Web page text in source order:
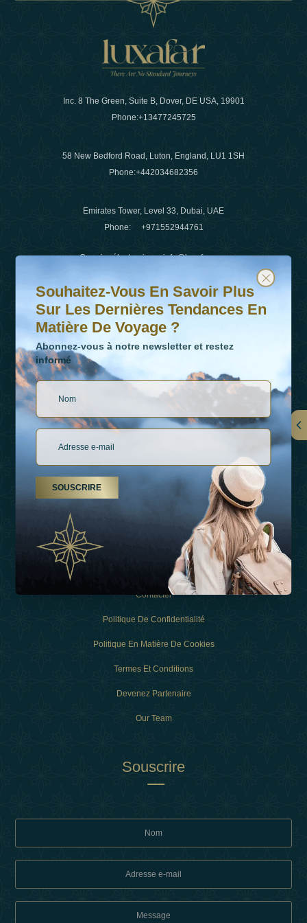
Inc. 8 The Green, Suite B, Dover, DE USA, 19901
Phone:+13477245725
58 New Bedford Road, Luton, England, LU1 1SH
Phone:+442034682356
Emirates Tower, Level 33, Dubai, UAE
Phone: +971552944761
Courrier électronique:info@luxafar.com
WhatsApp N°
+442034682356
+971552944761
LIENS
À Propos De Nous
Types De Vacances
Contacter
Politique De Confidentialité
Politique En Matière De Cookies
Termes Et Conditions
Devenez Partenaire
Our Team
Souscrire
Souhaitez-vous en savoir plus sur les dernières
Abonnez-vous à notre newsletter et restez informé
Souhaitez-Vous En Savoir Plus
Sur Les Dernières Tendances En
Matière De Voyage ?
Abonnez-vous à notre newsletter et restez
informé
SOUSCRIRE